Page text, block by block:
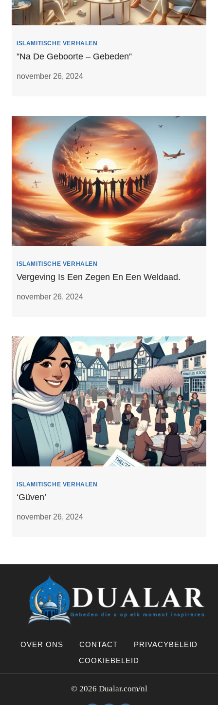
ISLAMITISCHE VERHALEN
”Na De Geboorte – Gebeden”
november 26, 2024
ISLAMITISCHE VERHALEN
Vergeving Is Een Zegen En Een Weldaad.
november 26, 2024
ISLAMITISCHE VERHALEN
‘Güven’
november 26, 2024
OVER ONS CONTACT
PRIVACYBELEID
COOKIEBELEID
© 2026 Dualar.com/nl